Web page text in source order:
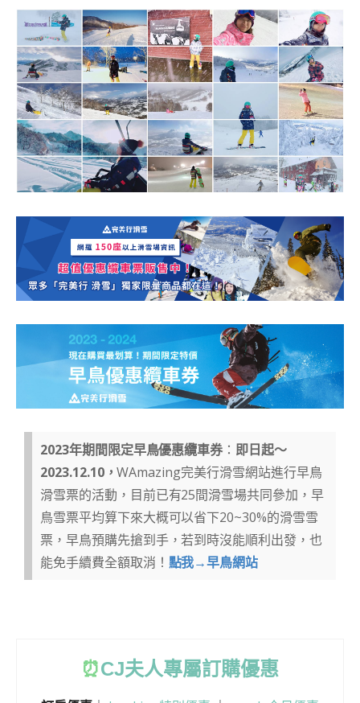
2023年期間限定早鳥優惠纜車券： 即日起～
2023.12.10，WAmazing完美行滑雪網站進行早鳥
滑雪票的活動，目前已有25間滑雪場共同參加，早
鳥雪票平均算下來大概可以省下20~30%的滑雪雪
票，早鳥預購先搶到手，若到時沒能順利出發，也
能免手續費全額取消！ 點我→早鳥網站
⏰CJ夫人專屬訂購優惠